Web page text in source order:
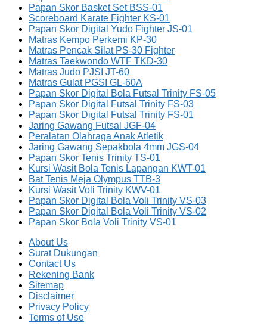
Papan Skor Basket Set BSS-01
Scoreboard Karate Fighter KS-01
Papan Skor Digital Yudo Fighter JS-01
Matras Kempo Perkemi KP-30
Matras Pencak Silat PS-30 Fighter
Matras Taekwondo WTF TKD-30
Matras Judo PJSI JT-60
Matras Gulat PGSI GL-60A
Papan Skor Digital Bola Futsal Trinity FS-05
Papan Skor Digital Futsal Trinity FS-03
Papan Skor Digital Futsal Trinity FS-01
Jaring Gawang Futsal JGF-04
Peralatan Olahraga Anak Atletik
Jaring Gawang Sepakbola 4mm JGS-04
Papan Skor Tenis Trinity TS-01
Kursi Wasit Bola Tenis Lapangan KWT-01
Bat Tenis Meja Olympus TTB-3
Kursi Wasit Voli Trinity KWV-01
Papan Skor Digital Bola Voli Trinity VS-03
Papan Skor Digital Bola Voli Trinity VS-02
Papan Skor Bola Voli Trinity VS-01
About Us
Surat Dukungan
Contact Us
Rekening Bank
Sitemap
Disclaimer
Privacy Policy
Terms of Use